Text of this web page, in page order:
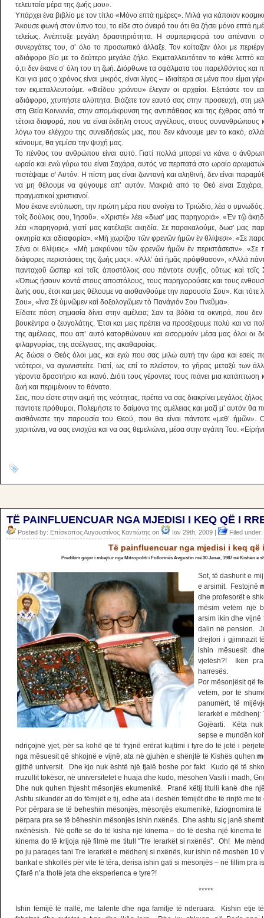
τελευταία μέρα της ζωής μου».
Υπάρχει ένα βιβλίο με τον τίτλο «Μόνο επτά ημέρες». Μιλά για κάποιον
Άκουσε φωνή στον ύπνο του, το είδε στο όνειρό του ότι θα ζήσει μόνο επτά
τελείως. Ανέπτυξε μεγάλη δραστηριότητα. Η συμπεριφορά του
συνεργάτες του, σ’ όλο το προσωπικό άλλαξε. Τον κοίταζαν όλοι με
αδιάφορο βίο με το δεύτερο μεγάλο ζήλο. Εκμεταλλευτόταν το κάθε λεπτό
ό,τι δεν έκανε σ’ όλη του τη ζωή. Διόρθωνε τα σφάλματα του παρελθόντος και
Και για μας ο χρόνος είναι μικρός, είναι λίγος – ιδιαίτερα σε μένα που είμαι
τον εκμεταλλευτούμε. «Φείδου χρόνου» έλεγαν οι αρχαίοι. Εξετάστε τον
αδιάφορο, χτυπήστε αλύπητα. Βιάζετε τον εαυτό σας στην προσευχή, στη
στη Θεία Κοινωνία, στην απομάκρυνση της αντιπάθειας και της έχθρας από
τέτοια διαφορά, που να είναι έκδηλη στους αγγέλους, στους συνανθρώπους
λόγω του ελέγχου της συνειδήσεώς μας, που δεν κάνουμε μεν το κακό,
κάνουμε, θα γεμίσει την ψυχή μας.
Το πένθος του ανθρώπου είναι αυτό. Γιατί πολλά μπορεί να κάνει ο
ωραίο και ενώ γύρω του είναι Σαχάρα, αυτός να περπατά στο ωραίο
πιστέψαμε σ’ Αυτόν. Η πίστη μας είναι ζωντανή και αληθινή, δεν είναι
να μη θέλουμε να φύγουμε απ’ αυτόν. Μακριά από το Θεό είναι
πραγματικοί χριστιανοί.
Μου έκανε εντύπωση, την πρώτη μέρα που ανοίγει το Τριώδιο, λέει ο
τοῖς δούλοις σου, Ἰησοῦ». «Χριστέ» λέει «δωσ’ μας παρηγοριά». «Ἐν τῷ
λέει «παρηγοριά, γιατί μας κατέλαβε ακηδία. Σε παρακαλούμε, δωσ’ μας
οκνηρία και αδιαφορία». «Μὴ χωρίζου τῶν φρενῶν ἡμῶν ἐν θλίψεσι». «Σε
Σένα οι θλίψεις». «Μὴ μακρύνου τῶν φρενῶν ἡμῶν ἐν περιστάσεσιν». «Σε
διάφορες περιστάσεις της ζωής μας». «Ἀλλ’ ἀεὶ ἡμᾶς πρόφθασον», «Αλλά
πανταχοῦ ὥσπερ καὶ τοῖς ἀποστόλοις σου πάντοτε συνῇς, οὕτως καὶ τοῖς
«Όπως ήσουν κοντά στους αποστόλους, τους παρηγορούσες και τους
ζωής σου, έτσι και μεις θέλουμε να αισθανθούμε την παρουσία Σου». Και τότε
Σου», «ἵνα Σὲ ὑμνῶμεν καὶ δοξολογῶμεν τὸ Πανάγιόν Σου Πνεῦμα».
Είδατε πόση σημασία δίνει στην αμέλεια; Σαν τα βόδια τα οκνηρά, που
βουκέντρα ο ζευγολάτης. Έτσι και μεις πρέπει να προσέχουμε πολύ και να
της αμέλειας, που απ’ αυτό κατορθώνουν και εισορμούν μέσα μας όλοι οι
φιλαργυρίας, της ασέλγειας, της ακαθαρσίας.
Ας δώσει ο Θεός όλοι μας, και εγώ που σας μιλώ αυτή την ώρα και εσείς
νεότεροι, να αγωνιστείτε. Γιατί, ως επί το πλείστον, το γήρας μεταξύ των
γέροντα δραστήριο και ικανό. Διότι τους γέροντες τους πιάνει μια
ζωή και περιμένουν το θάνατο.
Σεις, που είστε στην ακμή της νεότητας, πρέπει να σας διακρίνει μεγάλος
πάντοτε πρόθυμοι. Πολεμήστε το δαίμονα της αμέλειας και μαζί μ’ αυτόν θα
αισθάνεστε την παρουσία του Θεού, που θα είναι πάντοτε «μεθ’ ἡμῶν».
χαριτώνει, να σας ενισχύει και να σας θεμελιώνει, μέσα στην αγάπη Του.
TË PAINFLUENCUAR NGA MJEDISI I KEQ QË I
Posted by: Επίσκοπος Αυγουστίνος Καντιώτης on Ιαν 29th, 2009 | Filed under:
Të painfluencuar nga mjedisi i keq që
Predikim gojor i mbajtur nga Mitropoliti i Follorinës Avgustin më 30 Janar, 1987 në Kishën e
Sot, të dashurit e
e arsimit. Festojnë
dhe profesorët e
mësim vetëm një
arsim ikin dhe vijnë
dalin në pension.
drejtori i gjimnazit
ishin mësuesit
vjetësh?! Ikën
harresës.
Por mësonjësit që
vetëm, por të
panumërt, të
Ierarkët e
Gojëarti. Këta
sepse e mundën
ndriçojnë yjet, për sa kohë që të fryjnë erërat kujtimi i tyre do të jetë i
nga mësuesit që shkojnë e vijnë, ata në gjuhën e shënjtë të Kishës quhen
gjithë universit. Dhe kjo nuk është një fjalë boshe por fakt. Kudo që të
rruzullit tokësor, në universitetet e huaja dhe kudo, mësohen Vasili i madh,
Dhe nuk quhen thjesht mësonjës ekumenikë. Pranë këtij titulli kanë dhe
Ashtu sikundër ati do fëmijët e tij, edhe ata i deshën fëmijët dhe të rinjtë me
Por përpara se të beheshin mësonjës, mësonjës ekumenikë, fiziognomira
përpara pra se të bëheshin mësonjës ishin nxënës. Dhe ashtu siç janë
nxënësish. Në qoftë se do të kisha një kinema – do të desha një kinema
kinema do të krijoja një filmë me titull “Tre Ierarkët si nxënës”. Oh! Me
po ju paraqes tani Tre Ierarkët e mëdhenj si nxënës, kur ishin në moshën
bankat e shkollës për vite të tëra, derisa ishin gati si mësonjës – në fillim pra
Çfarë n’a thotë jeta dhe eksperienca e tyre?!
*****
Ishin fëmijë të rrallë, me talente dhe nga familje të nderuara. Kishin etje